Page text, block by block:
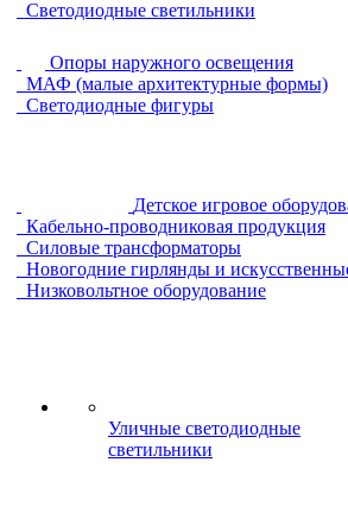
Светодиодные светильники
Опоры наружного освещения
МАФ (малые архитектурные формы)
Светодиодные фигуры
Детское игровое
Кабельно-проводниковая продукция
Силовые трансформаторы
Новогодние гирлянды и
Низковольтное оборудование
Уличные светодиодные
светильники